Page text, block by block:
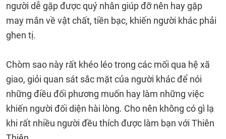
người dễ gặp được quý nhân giúp đỡ nên hay gặp
may mắn về vật chất, tiền bạc, khiến người khác phải
ghen tị.
Chòm sao này rất khéo léo trong các mối qua hệ xã
giao, giỏi quan sát sắc mặt của người khác để nói
những điều đối phương muốn hay làm những việc
khiến người đối diện hài lòng. Cho nên không có gì lạ
khi rất nhiều người đều thích được làm bạn với Thiên